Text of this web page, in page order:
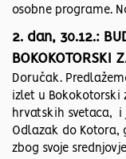
osobne programe.
2. dan, 30.12.:
BOKOKOTORSKI
Doručak.
izlet u Bokokotorski
hrvatskih svetaca, i
Odlazak do Kotora,
zbog svoje